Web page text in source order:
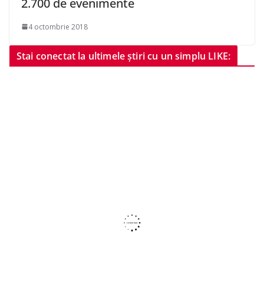
4 octombrie 2018
Stai conectat la ultimele știri cu un simplu LIKE: